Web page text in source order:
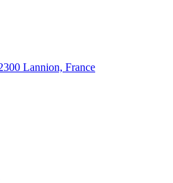
Lannion, France